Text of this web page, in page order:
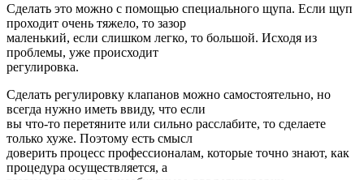
Сделать это можно с помощью специального щупа. Если щуп
проходит очень тяжело, то зазор
маленький, если слишком легко, то большой. Исходя из
проблемы, уже происходит
регулировка.
Сделать регулировку клапанов можно самостоятельно, но
всегда нужно иметь ввиду, что если
вы что-то перетяните или сильно расслабите, то сделаете
только хуже. Поэтому есть смысл
доверить процесс профессионалам, которые точно знают, как
процедура осуществляется, а